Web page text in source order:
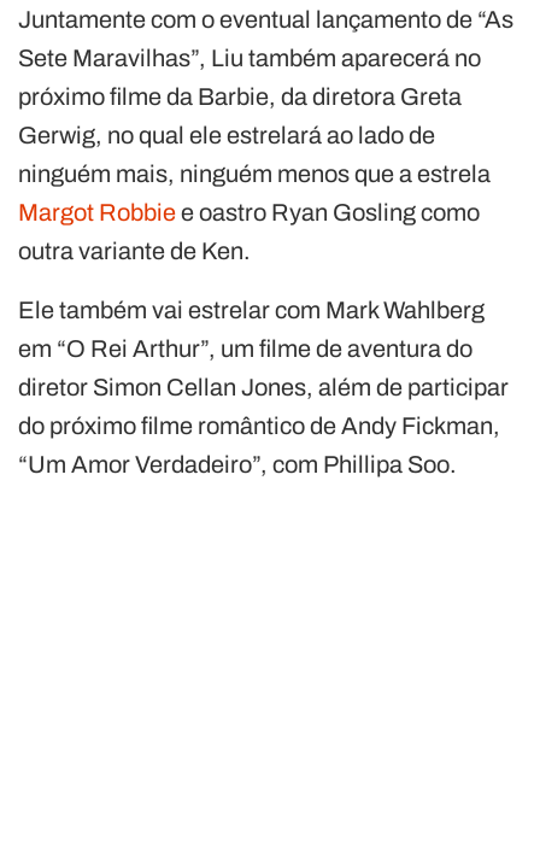
Juntamente com o eventual lançamento de “As
Sete Maravilhas”, Liu também aparecerá no
próximo filme da Barbie, da diretora Greta
Gerwig, no qual ele estrelará ao lado de
ninguém mais, ninguém menos que a estrela
Margot Robbiee oastro Ryan Gosling como
outra variante de Ken.
Ele também vai estrelar com Mark Wahlberg
em “O Rei Arthur”, um filme de aventura do
diretor Simon Cellan Jones, além de participar
do próximo filme romântico de Andy Fickman,
“Um Amor Verdadeiro”, com Phillipa Soo.